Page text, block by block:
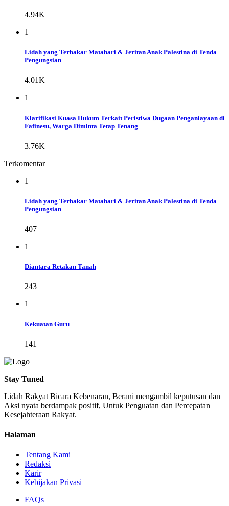
4.94K
1
Lidah yang Terbakar Matahari & Jeritan Anak Palestina di Tenda
Pengungsian
4.01K
1
Klarifikasi Kuasa Hukum Terkait Peristiwa Dugaan Penganiayaan di
Fafinesu, Warga Diminta Tetap Tenang
3.76K
Terkomentar
1
Lidah yang Terbakar Matahari & Jeritan Anak Palestina di Tenda
Pengungsian
407
1
Diantara Retakan Tanah
243
1
Kekuatan Guru
141
Stay Tuned
Lidah Rakyat Bicara Kebenaran, Berani mengambil keputusan dan
Aksi nyata berdampak positif, Untuk Penguatan dan Percepatan
Kesejahteraan Rakyat.
Halaman
Tentang Kami
Redaksi
Karir
Kebijakan Privasi
FAQs